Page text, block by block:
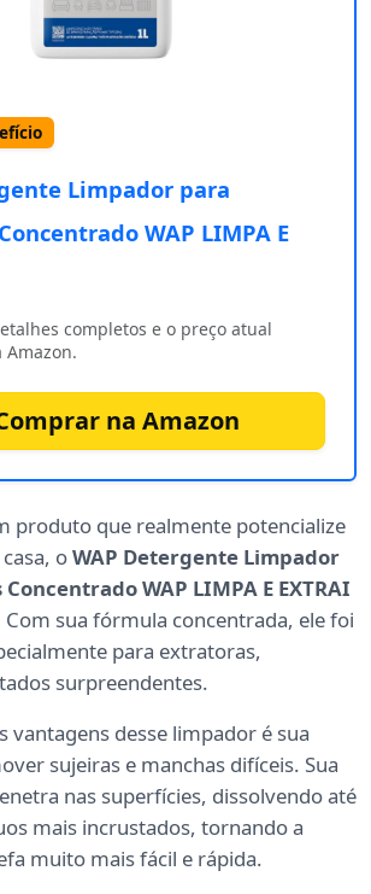
Limpador para
WAP LIMPA E
completos e o preço atual
na Amazon
produto que realmente potencialize
oWAP Detergente Limpador
WAP LIMPA E EXTRAI
Com sua fórmula concentrada, ele foi
para extratoras,
surpreendentes.
vantagens desse limpador é sua
sujeiras e manchas difíceis. Sua
nas superfícies, dissolvendo até
mais incrustados, tornando a
muito mais fácil e rápida.